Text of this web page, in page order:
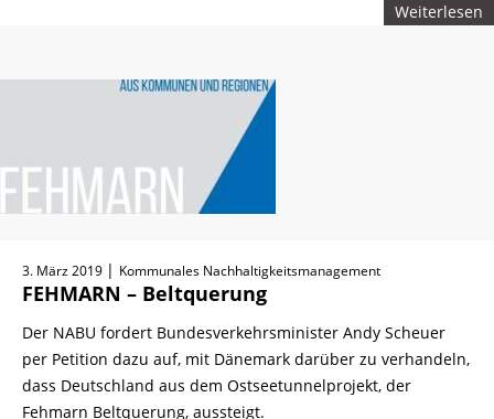
Weiterlesen
3. März 2019 | Kommunales Nachhaltigkeitsmanagement
FEHMARN – Beltquerung
Der NABU fordert Bundesverkehrsminister Andy Scheuer
per Petition dazu auf, mit Dänemark darüber zu verhandeln,
dass Deutschland aus dem Ostseetunnelprojekt, der
Fehmarn Beltquerung, aussteigt.